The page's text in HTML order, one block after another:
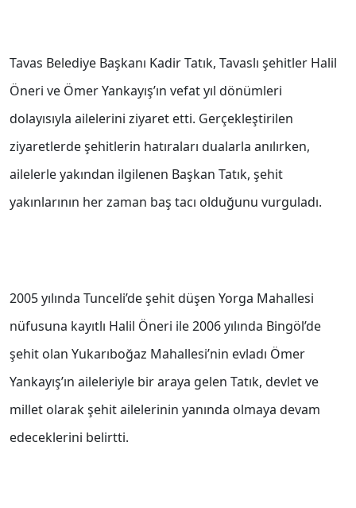
Tavas Belediye Başkanı Kadir Tatık, Tavaslı şehitler Halil
Öneri ve Ömer Yankayış’ın vefat yıl dönümleri
dolayısıyla ailelerini ziyaret etti. Gerçekleştirilen
ziyaretlerde şehitlerin hatıraları dualarla anılırken,
ailelerle yakından ilgilenen Başkan Tatık, şehit
yakınlarının her zaman baş tacı olduğunu vurguladı.
2005 yılında Tunceli’de şehit düşen Yorga Mahallesi
nüfusuna kayıtlı Halil Öneri ile 2006 yılında Bingöl’de
şehit olan Yukarıboğaz Mahallesi’nin evladı Ömer
Yankayış’ın aileleriyle bir araya gelen Tatık, devlet ve
millet olarak şehit ailelerinin yanında olmaya devam
edeceklerini belirtti.